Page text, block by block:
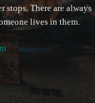
stops. There are always
lives in them.